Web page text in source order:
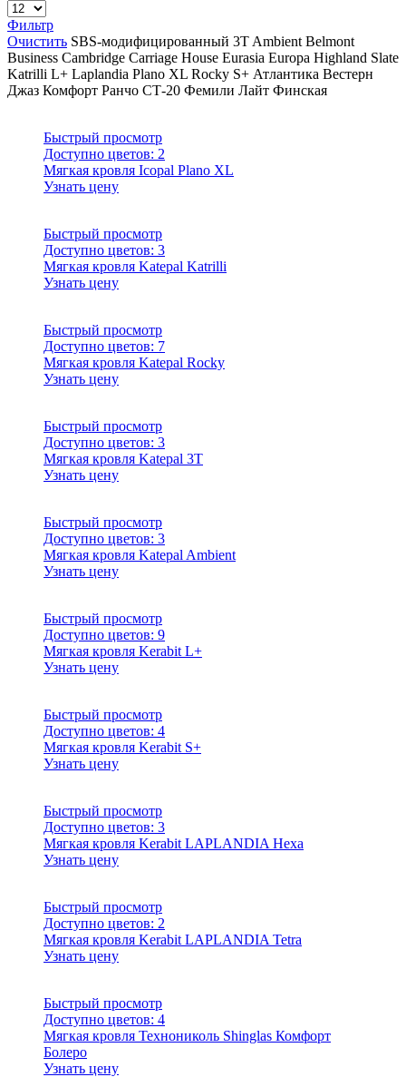
Фильтр
Очистить SBS-модифицированный 3T Ambient Belmont
Business Cambridge Carriage House Eurasia Europa Highland Slate
Katrilli L+ Laplandia Plano XL Rocky S+ Атлантика Вестерн
Джаз Комфорт Ранчо СТ-20 Фемили Лайт Финская
Быстрый просмотр
Доступно цветов: 2
Мягкая кровля Icopal Plano XL
Узнать цену
Быстрый просмотр
Доступно цветов: 3
Мягкая кровля Katepal Katrilli
Узнать цену
Быстрый просмотр
Доступно цветов: 7
Мягкая кровля Katepal Rocky
Узнать цену
Быстрый просмотр
Доступно цветов: 3
Мягкая кровля Katepal 3T
Узнать цену
Быстрый просмотр
Доступно цветов: 3
Мягкая кровля Katepal Ambient
Узнать цену
Быстрый просмотр
Доступно цветов: 9
Мягкая кровля Kerabit L+
Узнать цену
Быстрый просмотр
Доступно цветов: 4
Мягкая кровля Kerabit S+
Узнать цену
Быстрый просмотр
Доступно цветов: 3
Мягкая кровля Kerabit LAPLANDIA Hexa
Узнать цену
Быстрый просмотр
Доступно цветов: 2
Мягкая кровля Kerabit LAPLANDIA Tetra
Узнать цену
Быстрый просмотр
Доступно цветов: 4
Мягкая кровля Технониколь Shinglas Комфорт
Болеро
Узнать цену